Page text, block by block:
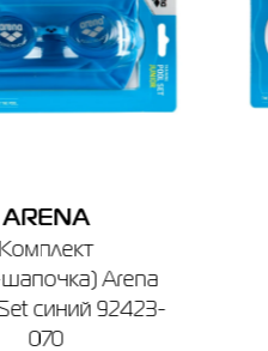
ARENA
Комплект
Arena
синий 92423-
070